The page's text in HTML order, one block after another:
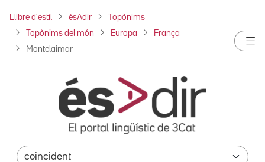
Llibre d'estil ésAdir Topònims
Topònims del món Europa França
Montelaimar